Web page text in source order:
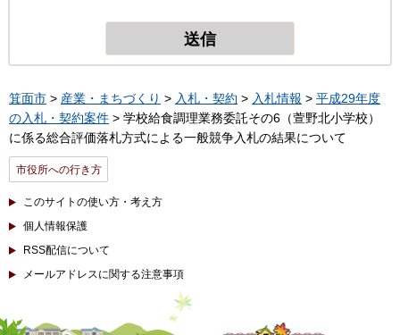
箕面市 > 産業・まちづくり > 入札・契約 > 入札情報 > 平成29年度
の入札・契約案件 > 学校給食調理業務委託その6（萱野北小学校）
に係る総合評価落札方式による一般競争入札の結果について
市役所への行き方
このサイトの使い方・考え方
個人情報保護
RSS配信について
メールアドレスに関する注意事項